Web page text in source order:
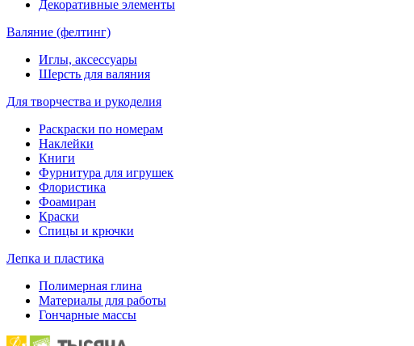
Декоративные элементы
Валяние (фелтинг)
Иглы, аксессуары
Шерсть для валяния
Для творчества и рукоделия
Раскраски по номерам
Наклейки
Книги
Фурнитура для игрушек
Флористика
Фоамиран
Краски
Спицы и крючки
Лепка и пластика
Полимерная глина
Материалы для работы
Гончарные массы